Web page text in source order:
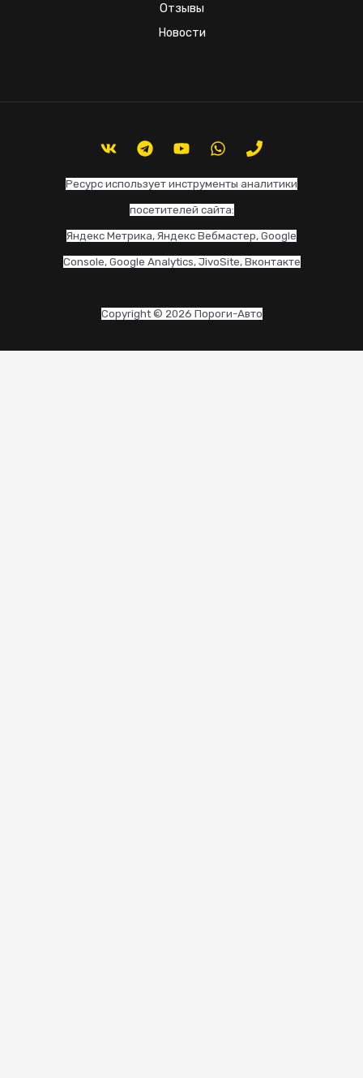
Отзывы
Новости
Ресурс использует инструменты аналитики
посетителей сайта:
Яндекс Метрика, Яндекс Вебмастер, Google
Console, Google Analytics, JivoSite, Вконтакте
Copyright © 2026 Пороги-Авто